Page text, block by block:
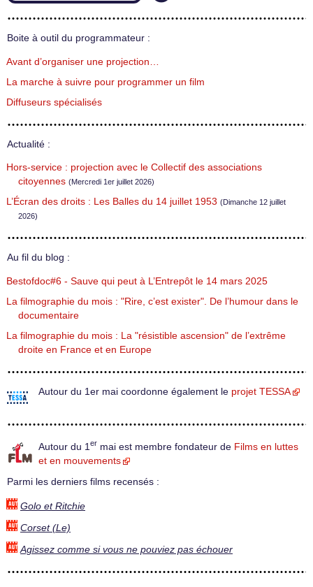
Boite à outil du programmateur :
Avant d’organiser une projection…
La marche à suivre pour programmer un film
Diffuseurs spécialisés
Actualité :
Hors-service : projection avec le Collectif des associations
citoyennes (Mercredi 1er juillet 2026)
L’Écran des droits : Les Balles du 14 juillet 1953 (Dimanche 12 juillet
2026)
Au fil du blog :
Bestofdoc#6 - Sauve qui peut à L’Entrepôt le 14 mars 2025
La filmographie du mois : "Rire, c’est exister". De l’humour dans le
documentaire
La filmographie du mois : La "résistible ascension" de l’extrême
droite en France et en Europe
Autour du 1er mai coordonne également le projet TESSA
Autour du 1 er mai est membre fondateur de Films en luttes
et en mouvements
Parmi les derniers films recensés :
Golo et Ritchie
Corset (Le)
Agissez comme si vous ne pouviez pas échouer